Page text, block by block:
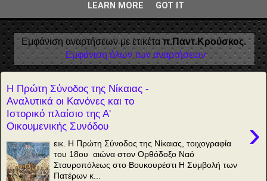
Εμφάνιση αναρτήσεων με ετικέταπ.Παντ.Κρούσκος.
Εμφάνιση όλων των αναρτήσεων
Η Πρώτη Σύνοδος της Νίκαιας -
Αναλυτικά οι Κανόνες και το
Ιστορικό πλαίσιο της Α'
Οικουμενικής Συνόδου
›
εικ. Η Πρώτη Σύνοδος της Νίκαιας, τοιχογραφία
του 18ου αιώνα στον Ορθόδοξο Ναό
Σταυροπόλεως στο Βουκουρέστι Η Συμβολή των
Πατέρων κ...
LEARN MORE GOT IT